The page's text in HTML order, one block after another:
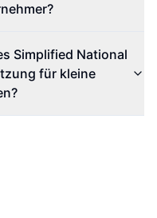
Simplified National
für kleine